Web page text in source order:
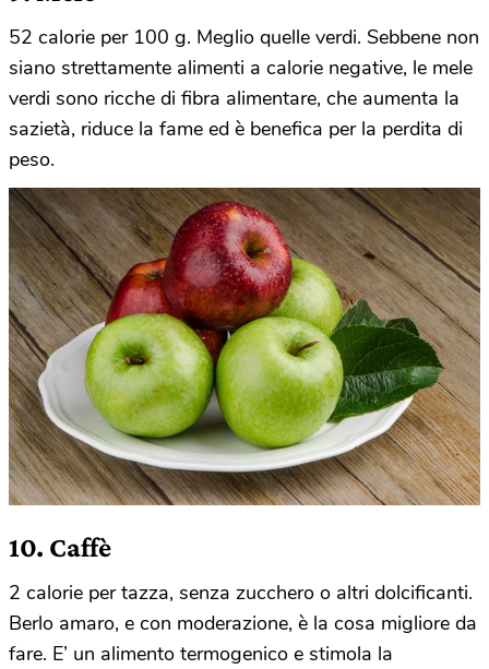
52 calorie per 100 g. Meglio quelle verdi. Sebbene non
siano strettamente alimenti a calorie negative, le mele
verdi sono ricche di fibra alimentare, che aumenta la
sazietà, riduce la fame ed è benefica per la perdita di
peso.
10. Caffè
2 calorie per tazza, senza zucchero o altri dolcificanti.
Berlo amaro, e con moderazione, è la cosa migliore da
fare. E’ un alimento termogenico e stimola la